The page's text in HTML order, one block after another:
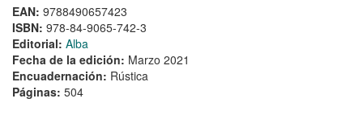
EAN: 9788490657423
ISBN: 978-84-9065-742-3
Editorial: Alba
Fecha de la edición: Marzo 2021
Encuadernación: Rústica
Páginas: 504